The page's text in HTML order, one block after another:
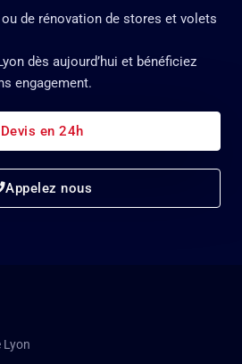
de rénovation de stores et volets
dès aujourd’hui et bénéficiez
engagement.
Devis en 24h
Appelez nous
Lyon